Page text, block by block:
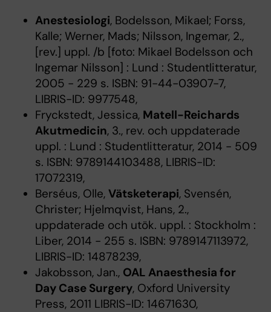
Anestesiologi, Bodelsson, Mikael; Forss,
Kalle; Werner, Mads; Nilsson, Ingemar, 2.,
[rev.] uppl. /b [foto: Mikael Bodelsson och
Ingemar Nilsson] : Lund : Studentlitteratur,
2005 - 229 s. ISBN: 91-44-03907-7,
LIBRIS-ID: 9977548,
Fryckstedt, Jessica, Matell-Reichards
Akutmedicin, 3., rev. och uppdaterade
uppl. : Lund : Studentlitteratur, 2014 - 509
s. ISBN: 9789144103488, LIBRIS-ID:
17072319,
Berséus, Olle, Vätsketerapi, Svensén,
Christer; Hjelmqvist, Hans, 2.,
uppdaterade och utök. uppl. : Stockholm :
Liber, 2014 - 255 s. ISBN: 9789147113972,
LIBRIS-ID: 14878239,
Jakobsson, Jan., OAL Anaesthesia for
Day Case Surgery, Oxford University
Press, 2011 LIBRIS-ID: 14671630,